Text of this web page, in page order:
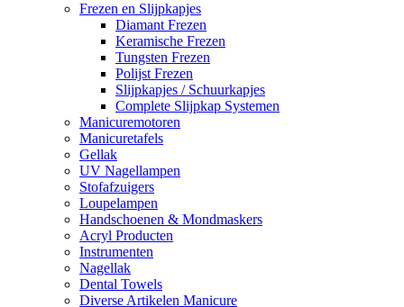
Frezen en Slijpkapjes
Diamant Frezen
Keramische Frezen
Tungsten Frezen
Polijst Frezen
Slijpkapjes / Schuurkapjes
Complete Slijpkap Systemen
Manicuremotoren
Manicuretafels
Gellak
UV Nagellampen
Stofafzuigers
Loupelampen
Handschoenen & Mondmaskers
Acryl Producten
Instrumenten
Nagellak
Dental Towels
Diverse Artikelen Manicure